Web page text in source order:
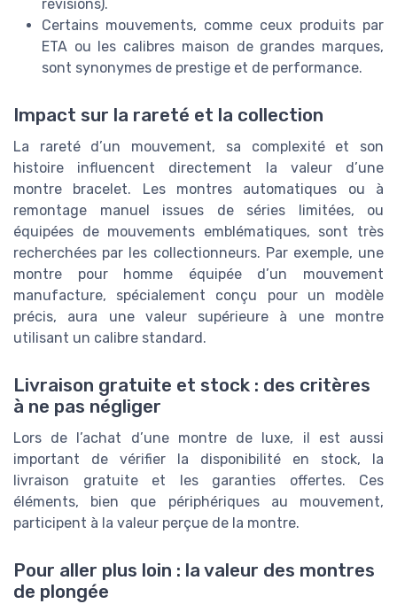
révisions).
Certains mouvements, comme ceux produits par
ETA ou les calibres maison de grandes marques,
sont synonymes de prestige et de performance.
Impact sur la rareté et la collection
La rareté d’un mouvement, sa complexité et son
histoire influencent directement la valeur d’une
montre bracelet. Les montres automatiques ou à
remontage manuel issues de séries limitées, ou
équipées de mouvements emblématiques, sont très
recherchées par les collectionneurs. Par exemple, une
montre pour homme équipée d’un mouvement
manufacture, spécialement conçu pour un modèle
précis, aura une valeur supérieure à une montre
utilisant un calibre standard.
Livraison gratuite et stock : des critères
à ne pas négliger
Lors de l’achat d’une montre de luxe, il est aussi
important de vérifier la disponibilité en stock, la
livraison gratuite et les garanties offertes. Ces
éléments, bien que périphériques au mouvement,
participent à la valeur perçue de la montre.
Pour aller plus loin : la valeur des montres
de plongée